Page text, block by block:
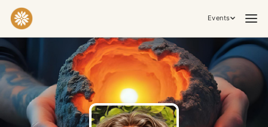
Events
Practices & Inner Work
Yoga
Meditation
Breathwork
Embodiment
Tantra